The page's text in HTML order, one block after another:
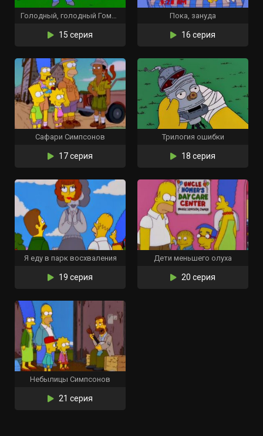
Голодный, голодный Гомер
15 серия
Пока, зануда
16 серия
Сафари Симпсонов
17 серия
Трилогия ошибки
18 серия
Я еду в парк восхваления
19 серия
Дети меньшего олуха
20 серия
Небылицы Симпсонов
21 серия